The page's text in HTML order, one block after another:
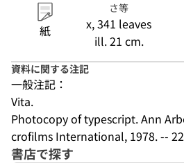
紙
さ等
x, 341 leaves
ill. 21 cm.
資料に関する注記
一般注記：
Vita.
Photocopy of typescript. Ann
crofilms International, 1978. --
書店で探す